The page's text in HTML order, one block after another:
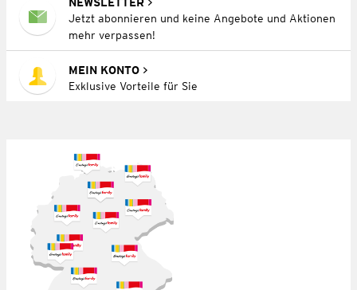
Jetzt abonnieren und keine Angebote und Aktionen
mehr verpassen!
MEIN KONTO
Exklusive Vorteile für Sie